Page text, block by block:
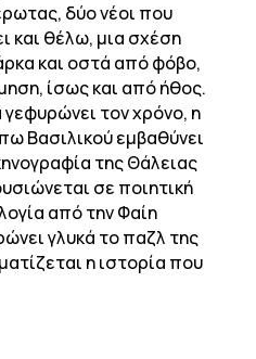
δύο νέοι που
και θέλω, μια σχέση
και οστά από φόβο,
ίσως και από ήθος.
τον χρόνο, η
Βασιλικού εμβαθύνει
της Θάλειας
σε ποιητική
από την Φαίη
γλυκά το παζλ της
η ιστορία που